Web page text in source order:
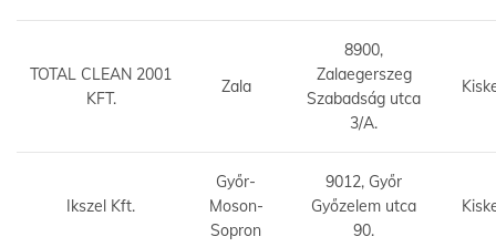
TOTAL CLEAN 2001
KFT.
Zala
8900,
Zalaegerszeg
Szabadság utca
3/A.
Ikszel Kft.
Győr-
Moson-
Sopron
9012, Győr
Győzelem utca
90.